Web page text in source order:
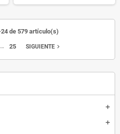
add
add
de 579 artículo(s)
… 25 SIGUIENTE navigate_next